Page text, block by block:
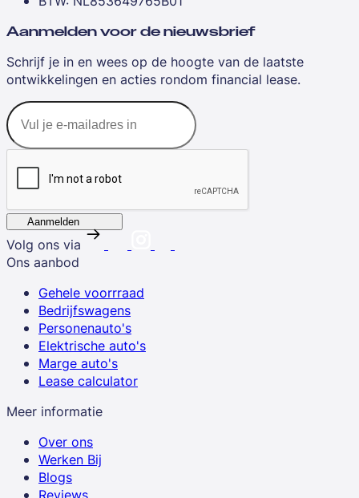
Aanmelden voor de nieuwsbrief
Schrijf je in en wees op de hoogte van de laatste
ontwikkelingen en acties rondom financial lease.
Aanmelden
Volg ons via
Ons aanbod
Gehele voorrraad
Bedrijfswagens
Personenauto's
Elektrische auto's
Marge auto's
Lease calculator
Meer informatie
Over ons
Werken Bij
Blogs